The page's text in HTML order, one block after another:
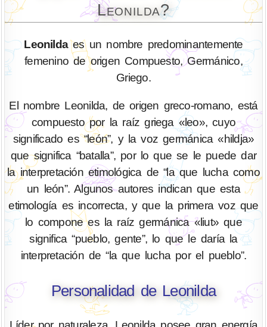
Leonilda?
Leonildaes un nombre predominantemente
femenino de origen Compuesto, Germánico,
Griego.
El nombre Leonilda, de origen greco-romano, está
compuesto por la raíz griega «leo», cuyo
significado es “león”, y la voz germánica «hildja»
que significa “batalla”, por lo que se le puede dar
la interpretación etimológica de “la que lucha como
un león”. Algunos autores indican que esta
etimología es incorrecta, y que la primera voz que
lo compone es la raíz germánica «liut» que
significa “pueblo, gente”, lo que le daría la
interpretación de “la que lucha por el pueblo”.
Personalidad de Leonilda